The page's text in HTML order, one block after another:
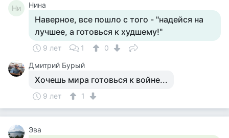
Ни Нина
Наверное, все пошло с того - "надейся на
лучшее, а готовься к худшему!"
9 лет 1
0
Дмитрий Бурый
Хочешь мира готовься к войне...
9 лет 1
Эва